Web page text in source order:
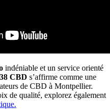
indéniable et un service orienté
CBD s’affirme comme une
de CBD à Montpellier.
de qualité, explorez également